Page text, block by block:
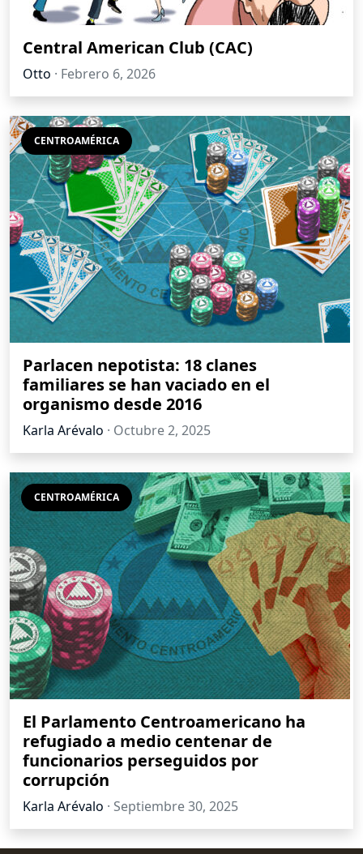
Central American Club (CAC)
Otto · Febrero 6, 2026
CENTROAMÉRICA
Parlacen nepotista: 18 clanes
familiares se han vaciado en el
organismo desde 2016
Karla Arévalo · Octubre 2, 2025
CENTROAMÉRICA
El Parlamento Centroamericano ha
refugiado a medio centenar de
funcionarios perseguidos por
corrupción
Karla Arévalo · Septiembre 30, 2025